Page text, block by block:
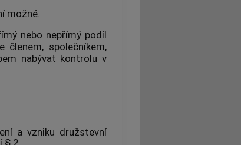
možné.
nebo nepřímý podíl
členem, společníkem,
nabývat kontrolu v
a vzniku družstevní